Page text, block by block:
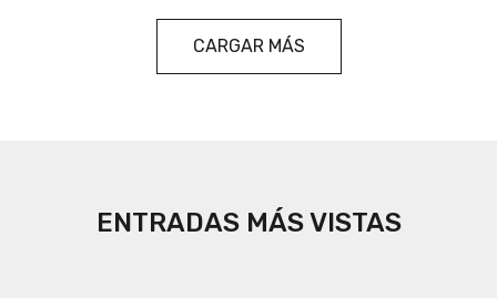
CARGAR MÁS
ENTRADAS MÁS VISTAS